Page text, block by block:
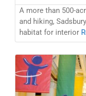
A more than 500-
and hiking,
habitat for interior